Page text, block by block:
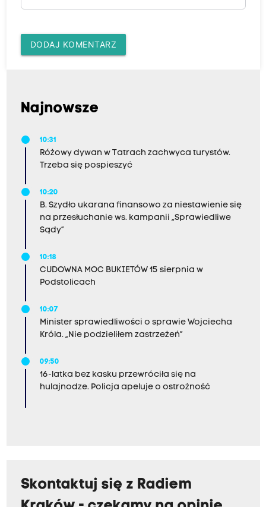
DODAJ KOMENTARZ
Najnowsze
10:31
Różowy dywan w Tatrach zachwyca turystów.
Trzeba się pospieszyć
10:20
B. Szydło ukarana finansowo za niestawienie się
na przesłuchanie ws. kampanii „Sprawiedliwe
Sądy”
10:18
CUDOWNA MOC BUKIETÓW 15 sierpnia w
Podstolicach
10:07
Minister sprawiedliwości o sprawie Wojciecha
Króla. „Nie podzieliłem zastrzeżeń”
09:50
16-latka bez kasku przewróciła się na
hulajnodze. Policja apeluje o ostrożność
Skontaktuj się z Radiem